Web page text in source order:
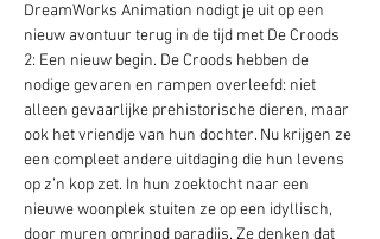
DreamWorks Animation nodigt je uit op een
nieuw avontuur terug in de tijd met De Croods
2: Een nieuw begin. De Croods hebben de
nodige gevaren en rampen overleefd: niet
alleen gevaarlijke prehistorische dieren, maar
ook het vriendje van hun dochter. Nu krijgen ze
een compleet andere uitdaging die hun levens
op z’n kop zet. In hun zoektocht naar een
nieuwe woonplek stuiten ze op een idyllisch,
door muren omringd paradijs. Ze denken dat